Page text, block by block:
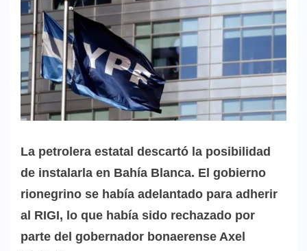
La petrolera estatal descartó la posibilidad
de instalarla en Bahía Blanca. El gobierno
rionegrino se había adelantado para adherir
al RIGI, lo que había sido rechazado por
parte del gobernador bonaerense Axel